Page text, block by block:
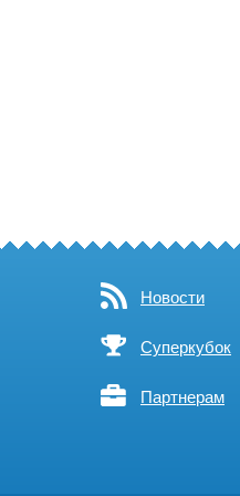
Новости
Суперкубок
Партнерам